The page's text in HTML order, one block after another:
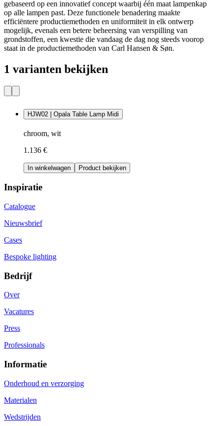
gebaseerd op een innovatief concept waarbij één maat lampenkap
op alle lampen past. Deze functionele benadering maakte
efficiëntere productiemethoden en uniformiteit in elk ontwerp
mogelijk, evenals een betere beheersing van verspilling van
grondstoffen, een kwestie die vandaag de dag nog steeds voorop
staat in de productiemethoden van Carl Hansen & Søn.
1 varianten bekijken
HJW02 | Opala Table Lamp Midi
chroom, wit
1.136 €
In winkelwagen Product bekijken
Inspiratie
Catalogue
Nieuwsbrief
Cases
Bespoke lighting
Bedrijf
Over
Vacatures
Press
Professionals
Informatie
Onderhoud en verzorging
Materialen
Wedstrijden